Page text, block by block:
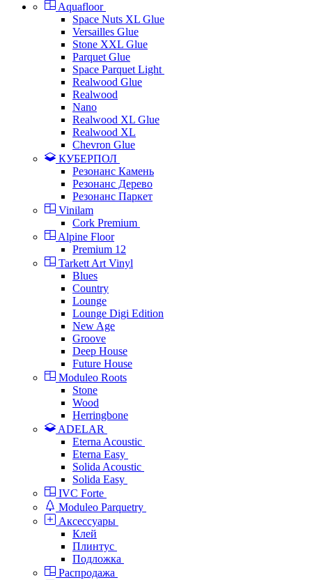
Aquafloor
Space Nuts XL Glue
Versailles Glue
Stone XXL Glue
Parquet Glue
Space Parquet Light
Realwood Glue
Realwood
Nano
Realwood XL Glue
Realwood XL
Chevron Glue
КУБЕРПОЛ
Резонанс Камень
Резонанс Дерево
Резонанс Паркет
Vinilam
Cork Premium
Alpine Floor
Premium 12
Tarkett Art Vinyl
Blues
Country
Lounge
Lounge Digi Edition
New Age
Groove
Deep House
Future House
Moduleo Roots
Stone
Wood
Herringbone
ADELAR
Eterna Acoustic
Eterna Easy
Solida Acoustic
Solida Easy
IVC Forte
Moduleo Parquetry
Аксессуары
Клей
Плинтус
Подложка
Распродажа